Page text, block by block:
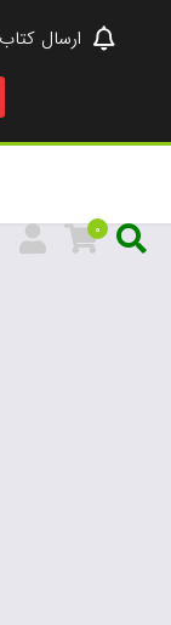
ارسال کتاب برای